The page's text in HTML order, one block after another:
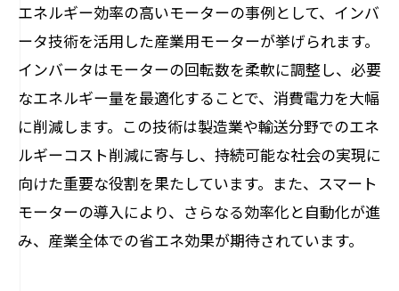
エネルギー効率の高いモーターの事例として、インバ
ータ技術を活用した産業用モーターが挙げられます。
インバータはモーターの回転数を柔軟に調整し、必要
なエネルギー量を最適化することで、消費電力を大幅
に削減します。この技術は製造業や輸送分野でのエネ
ルギーコスト削減に寄与し、持続可能な社会の実現に
向けた重要な役割を果たしています。また、スマート
モーターの導入により、さらなる効率化と自動化が進
み、産業全体での省エネ効果が期待されています。